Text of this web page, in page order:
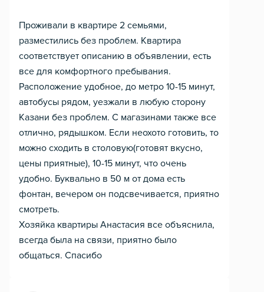
Проживали в квартире 2 семьями,
разместились без проблем. Квартира
соответствует описанию в объявлении, есть
все для комфортного пребывания.
Расположение удобное, до метро 10-15 минут,
автобусы рядом, уезжали в любую сторону
Казани без проблем. С магазинами также все
отлично, рядышком. Если неохото готовить, то
можно сходить в столовую(готовят вкусно,
цены приятные), 10-15 минут, что очень
удобно. Буквально в 50 м от дома есть
фонтан, вечером он подсвечивается, приятно
смотреть.
Хозяйка квартиры Анастасия все объяснила,
всегда была на связи, приятно было
общаться. Спасибо